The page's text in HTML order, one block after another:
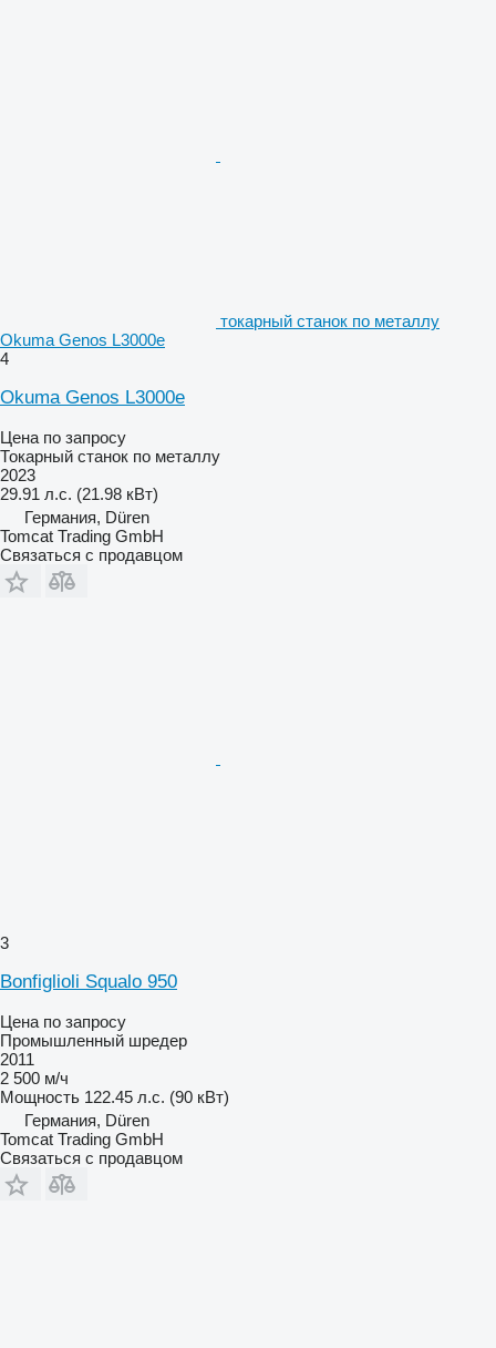
токарный станок по металлу
Okuma Genos L3000e
4
Okuma Genos L3000e
Цена по запросу
Токарный станок по металлу
2023
29.91 л.с. (21.98 кВт)
Германия, Düren
Tomcat Trading GmbH
Связаться с продавцом
3
Bonfiglioli Squalo 950
Цена по запросу
Промышленный шредер
2011
2 500 м/ч
Мощность 122.45 л.с. (90 кВт)
Германия, Düren
Tomcat Trading GmbH
Связаться с продавцом